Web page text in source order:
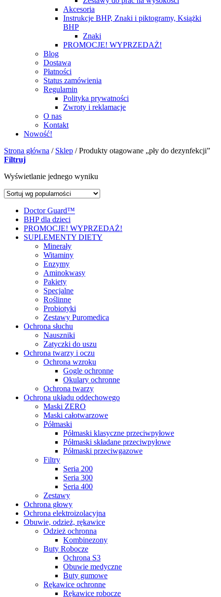
Akcesoria
Instrukcje BHP, Znaki i piktogramy, Książki
BHP
Znaki
PROMOCJE! WYPRZEDAŻ!
Blog
Dostawa
Płatności
Status zamówienia
Regulamin
Polityka prywatności
Zwroty i reklamacje
O nas
Kontakt
Nowość!
Strona główna / Sklep /Produkty otagowane „pły do dezynfekcji”
Filtruj
Wyświetlanie jednego wyniku
Doctor Guard™
BHP dla dzieci
PROMOCJE! WYPRZEDAŻ!
SUPLEMENTY DIETY
Minerały
Witaminy
Enzymy
Aminokwasy
Pakiety
Specjalne
Roślinne
Probiotyki
Zestawy Puromedica
Ochrona słuchu
Nauszniki
Zatyczki do uszu
Ochrona twarzy i oczu
Ochrona wzroku
Gogle ochronne
Okulary ochronne
Ochrona twarzy
Ochrona układu oddechowego
Maski ZERO
Maski całotwarzowe
Półmaski
Półmaski klasyczne przeciwpyłowe
Półmaski składane przeciwpyłowe
Półmaski przeciwgazowe
Filtry
Seria 200
Seria 300
Seria 400
Zestawy
Ochrona głowy
Ochrona elektroizolacyjna
Obuwie, odzież, rękawice
Odzież ochronna
Kombinezony
Buty Robocze
Ochrona S3
Obuwie medyczne
Buty gumowe
Rękawice ochronne
Rękawice robocze